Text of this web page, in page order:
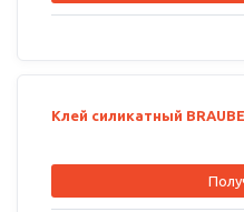
Клей силикатный